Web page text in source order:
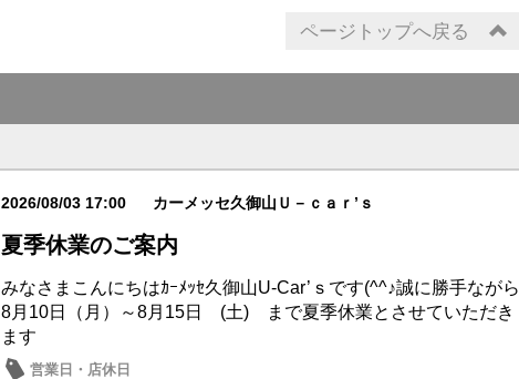
ページトップへ戻る
2026/08/03 17:00 カーメッセ久御山Ｕ－ｃａｒ’ｓ
夏季休業のご案内
みなさまこんにちはｶｰﾒｯｾ久御山U-Car’ｓです(^^♪誠に勝手ながら
8月10日（月）～8月15日 (土) まで夏季休業とさせていただき
ます
営業日・店休日